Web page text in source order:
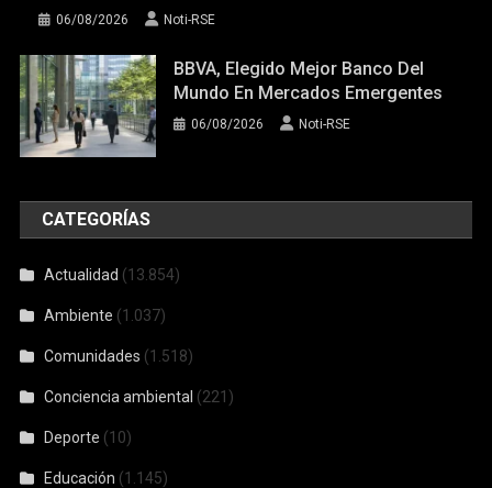
06/08/2026 Noti-RSE
BBVA, Elegido Mejor Banco Del
Mundo En Mercados Emergentes
06/08/2026 Noti-RSE
CATEGORÍAS
Actualidad (13.854)
Ambiente (1.037)
Comunidades (1.518)
Conciencia ambiental (221)
Deporte (10)
Educación (1.145)